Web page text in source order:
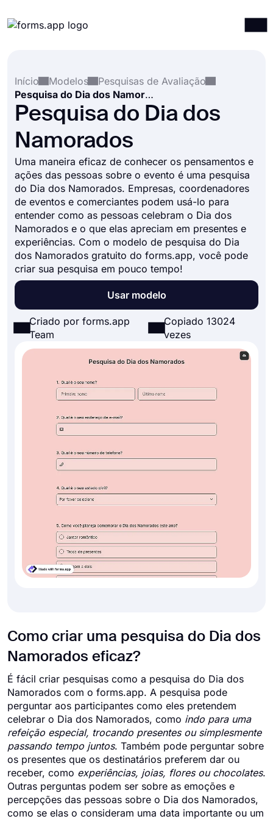
Integrações
Modelos
Recursos
Início
Modelos
Pesquisas de Avaliação
Pesquisa do Dia dos Namorados
Pesquisa do Dia dos
Namorados
Uma maneira eficaz de conhecer os pensamentos e
ações das pessoas sobre o evento é uma pesquisa
do Dia dos Namorados. Empresas, coordenadores
de eventos e comerciantes podem usá-lo para
entender como as pessoas celebram o Dia dos
Namorados e o que elas apreciam em presentes e
experiências. Com o modelo de pesquisa do Dia
dos Namorados gratuito do forms.app, você pode
criar sua pesquisa em pouco tempo!
Usar modelo
Criado por forms.app
Team
Copiado 13024
vezes
Como criar uma pesquisa do Dia dos
Namorados eficaz?
É fácil criar pesquisas como a pesquisa do Dia dos
Namorados com o forms.app. A pesquisa pode
perguntar aos participantes como eles pretendem
celebrar o Dia dos Namorados, como indo para uma
refeição especial, trocando presentes ou simplesmente
passando tempo juntos. Também pode perguntar sobre
os presentes que os destinatários preferem dar ou
receber, como experiências, joias, flores ou chocolates.
Outras perguntas podem ser sobre as emoções e
percepções das pessoas sobre o Dia dos Namorados,
como se elas o consideram uma data importante ou um